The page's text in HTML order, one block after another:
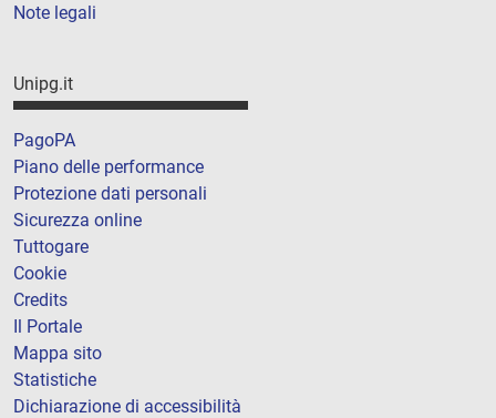
Note legali
Unipg.it
PagoPA
Piano delle performance
Protezione dati personali
Sicurezza online
Tuttogare
Cookie
Credits
Il Portale
Mappa sito
Statistiche
Dichiarazione di accessibilità